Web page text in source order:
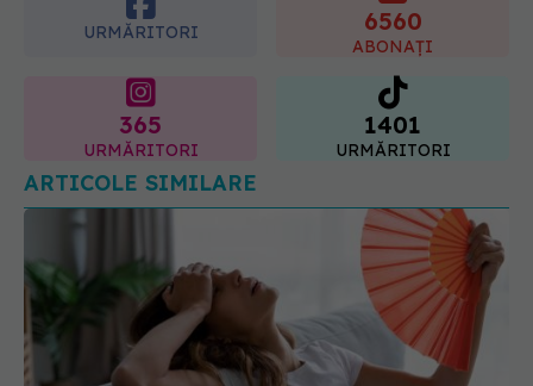
URMĂRITORI 6560
ABONAȚI
365
URMĂRITORI
1401
URMĂRITORI
ARTICOLE SIMILARE